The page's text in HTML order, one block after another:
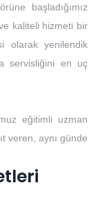
başladığımız
kaliteli hizmeti bir
olarak yenilendik
servisliğini en uç
eğitimli uzman
veren, aynı günde